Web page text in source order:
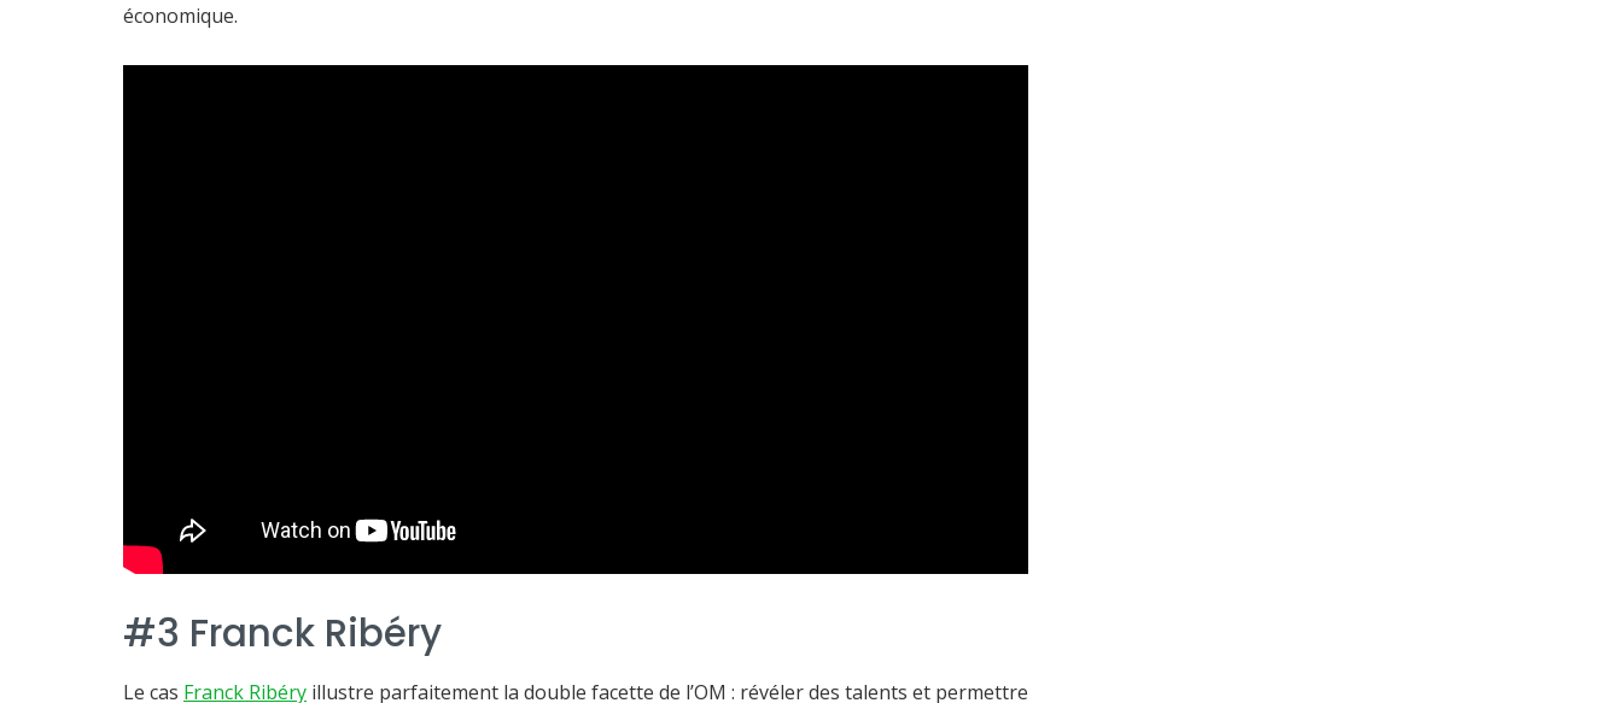
économique.
#3 Franck Ribéry
Le cas Franck Ribéry illustre parfaitement la double facette de l’OM : révéler des talents et permettre